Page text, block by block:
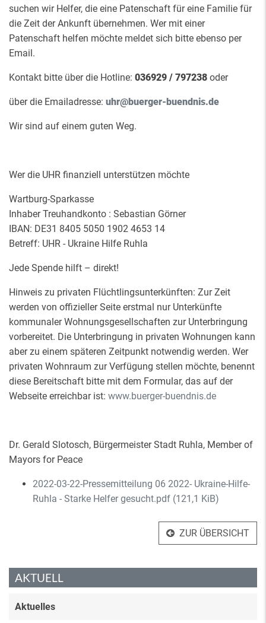
suchen wir Helfer, die eine Patenschaft für eine Familie für
die Zeit der Ankunft übernehmen. Wer mit einer
Patenschaft helfen möchte meldet sich bitte ebenso per
Email.
Kontakt bitte über die Hotline: 036929 / 797238 oder
über die Emailadresse: uhr@buerger-buendnis.de
Wir sind auf einem guten Weg.
Wer die UHR finanziell unterstützen möchte
Wartburg-Sparkasse
Inhaber Treuhandkonto : Sebastian Görner
IBAN: DE31 8405 5050 1902 4653 14
Betreff: UHR - Ukraine Hilfe Ruhla
Jede Spende hilft – direkt!
Hinweis zu privaten Flüchtlingsunterkünften: Zur Zeit
werden von offizieller Seite erstmal nur Unterkünfte
kommunaler Wohnungsgesellschaften zur Unterbringung
vorbereitet. Die Unterbringung in privaten Wohnungen kann
aber zu einem späteren Zeitpunkt notwendig werden. Wer
privaten Wohnraum zur Verfügung stellen möchte, benennt
diese Bereitschaft bitte mit dem Formular, das auf der
Webseite erreichbar ist: www.buerger-buendnis.de
Dr. Gerald Slotosch, Bürgermeister Stadt Ruhla, Member of
Mayors for Peace
2022-03-22-Pressemitteilung 06 2022- Ukraine-Hilfe-
Ruhla - Starke Helfer gesucht.pdf (121,1 KiB)
ZUR ÜBERSICHT
AKTUELL
Aktuelles